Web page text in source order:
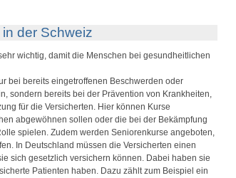
der Schweiz
wichtig, damit die Menschen bei gesundheitlichen
bei bereits eingetroffenen Beschwerden oder
sondern bereits bei der Prävention von Krankheiten,
für die Versicherten. Hier können Kurse
abgewöhnen sollen oder die bei der Bekämpfung
spielen. Zudem werden Seniorenkurse angeboten,
In Deutschland müssen die Versicherten einen
sich gesetzlich versichern können. Dabei haben sie
Patienten haben. Dazu zählt zum Beispiel ein